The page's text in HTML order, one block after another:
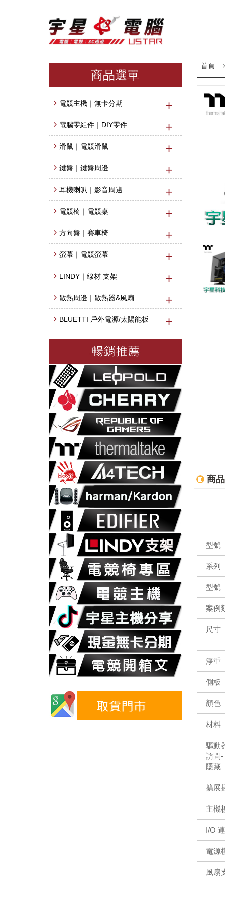
商品選單
電競主機｜無卡分期
電腦零組件｜DIY零件
滑鼠｜電競滑鼠
鍵盤｜鍵盤周邊
耳機喇叭｜影音周邊
電競椅｜電競桌
方向盤｜賽車椅
螢幕｜電競螢幕
LINDY｜線材 支架
散熱周邊｜散熱器&風扇
BLUETTI 戶外電源/太陽能板
首頁
商
型號
系列
型號
案例
尺寸
淨重
側板
顏色
材料
驅動
訪問-
隱藏
擴展
主機
I/O
電源
風扇